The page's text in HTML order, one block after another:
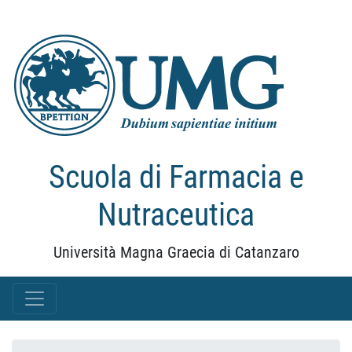
Scuola di Farmacia e
Nutraceutica
Università Magna Graecia di Catanzaro